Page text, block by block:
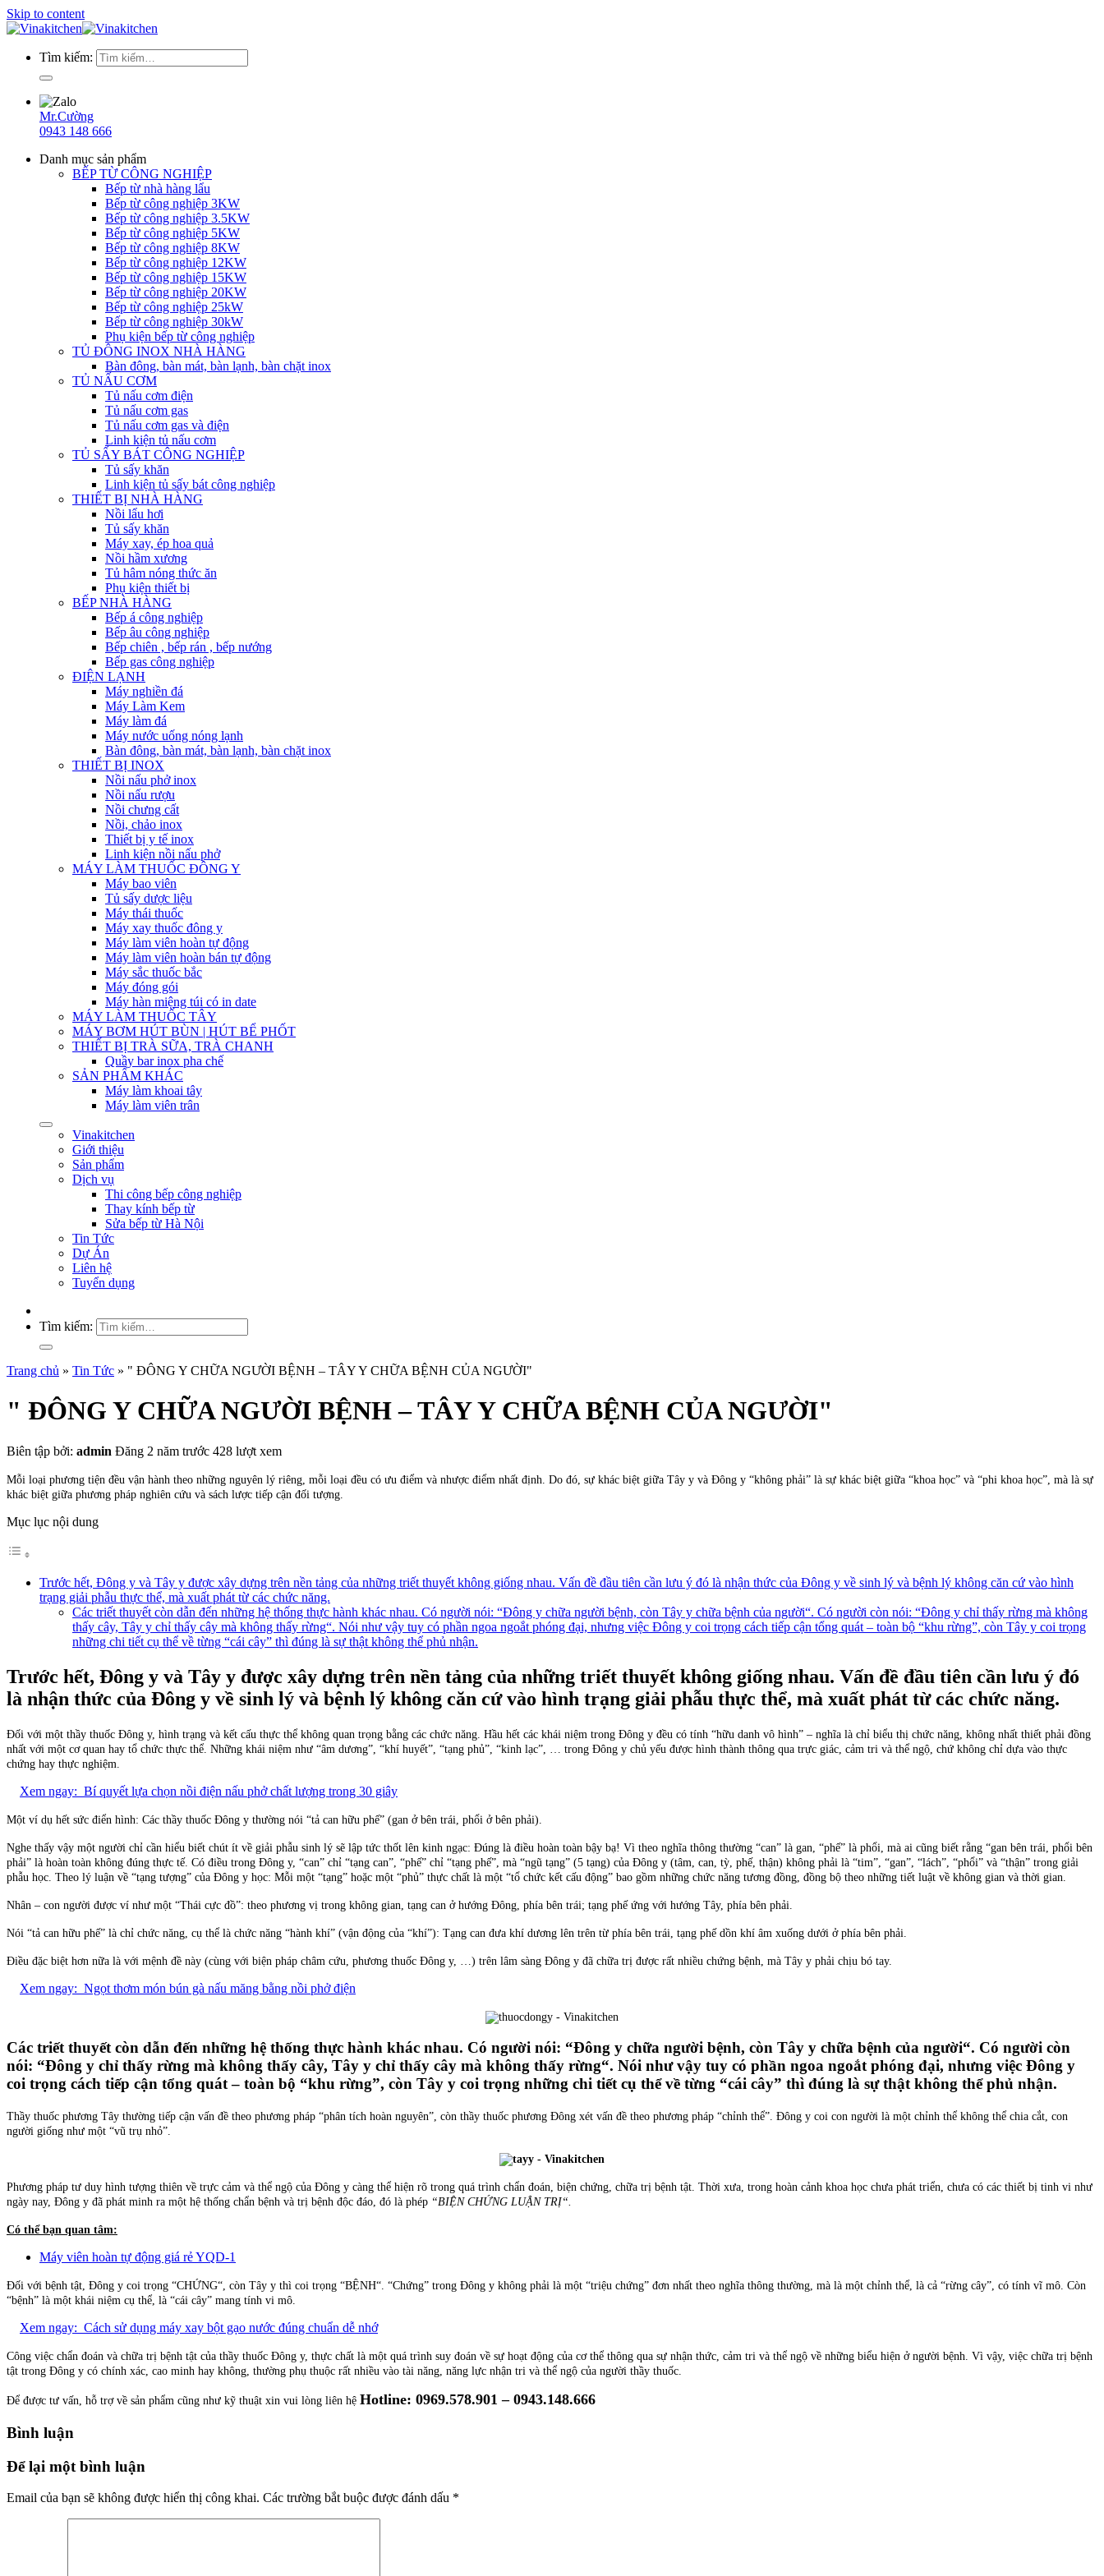
Skip to content
Tìm kiếm:
Mr.Cường
0943 148 666
Danh mục sản phẩm
BẾP TỪ CÔNG NGHIỆP
Bếp từ nhà hàng lẩu
Bếp từ công nghiệp 3KW
Bếp từ công nghiệp 3.5KW
Bếp từ công nghiệp 5KW
Bếp từ công nghiệp 8KW
Bếp từ công nghiệp 12KW
Bếp từ công nghiệp 15KW
Bếp từ công nghiệp 20KW
Bếp từ công nghiệp 25kW
Bếp từ công nghiệp 30kW
Phụ kiện bếp từ công nghiệp
TỦ ĐÔNG INOX NHÀ HÀNG
Bàn đông, bàn mát, bàn lạnh, bàn chặt inox
TỦ NẤU CƠM
Tủ nấu cơm điện
Tủ nấu cơm gas
Tủ nấu cơm gas và điện
Linh kiện tủ nấu cơm
TỦ SẤY BÁT CÔNG NGHIỆP
Tủ sấy khăn
Linh kiện tủ sấy bát công nghiệp
THIẾT BỊ NHÀ HÀNG
Nồi lẩu hơi
Tủ sấy khăn
Máy xay, ép hoa quả
Nồi hầm xương
Tủ hâm nóng thức ăn
Phụ kiện thiết bị
BẾP NHÀ HÀNG
Bếp á công nghiệp
Bếp âu công nghiệp
Bếp chiên , bếp rán , bếp nướng
Bếp gas công nghiệp
ĐIỆN LẠNH
Máy nghiền đá
Máy Làm Kem
Máy làm đá
Máy nước uống nóng lạnh
Bàn đông, bàn mát, bàn lạnh, bàn chặt inox
THIẾT BỊ INOX
Nồi nấu phở inox
Nồi nấu rượu
Nồi chưng cất
Nồi, chảo inox
Thiết bị y tế inox
Linh kiện nồi nấu phở
MÁY LÀM THUỐC ĐÔNG Y
Máy bao viên
Tủ sấy dược liệu
Máy thái thuốc
Máy xay thuốc đông y
Máy làm viên hoàn tự động
Máy làm viên hoàn bán tự động
Máy sắc thuốc bắc
Máy đóng gói
Máy hàn miệng túi có in date
MÁY LÀM THUỐC TÂY
MÁY BƠM HÚT BÙN | HÚT BỂ PHỐT
THIẾT BỊ TRÀ SỮA, TRÀ CHANH
Quầy bar inox pha chế
SẢN PHẨM KHÁC
Máy làm khoai tây
Máy làm viên trân
Vinakitchen
Giới thiệu
Sản phẩm
Dịch vụ
Thi công bếp công nghiệp
Thay kính bếp từ
Sửa bếp từ Hà Nội
Tin Tức
Dự Án
Liên hệ
Tuyển dụng
Tìm kiếm:
Trang chủ » Tin Tức » " ĐÔNG Y CHỮA NGƯỜI BỆNH – TÂY Y CHỮA BỆNH CỦA NGƯỜI"
" ĐÔNG Y CHỮA NGƯỜI BỆNH – TÂY Y CHỮA BỆNH CỦA NGƯỜI"
Biên tập bởi: admin Đăng 2 năm trước 428 lượt xem
Mỗi loại phương tiện đều vận hành theo những nguyên lý riêng, mỗi loại đều có ưu điểm và nhược điểm nhất định. Do đó, sự khác biệt giữa Tây y và Đông y “không phải” là sự khác biệt giữa “khoa học” và “phi khoa học”, mà là sự
khác biệt giữa phương pháp nghiên cứu và sách lược tiếp cận đối tượng.
Mục lục nội dung
Trước hết, Đông y và Tây y được xây dựng trên nền tảng của những triết thuyết không giống nhau. Vấn đề đầu tiên cần lưu ý đó là nhận thức của Đông y về sinh lý và bệnh lý không căn cứ vào hình
trạng giải phẫu thực thể, mà xuất phát từ các chức năng.
Các triết thuyết còn dẫn đến những hệ thống thực hành khác nhau. Có người nói: “Đông y chữa người bệnh, còn Tây y chữa bệnh của người“. Có người còn nói: “Đông y chỉ thấy rừng mà không
thấy cây, Tây y chỉ thấy cây mà không thấy rừng“. Nói như vậy tuy có phần ngoa ngoắt phóng đại, nhưng việc Đông y coi trọng cách tiếp cận tổng quát – toàn bộ “khu rừng”, còn Tây y coi trọng
những chi tiết cụ thể về từng “cái cây” thì đúng là sự thật không thể phủ nhận.
Trước hết, Đông y và Tây y được xây dựng trên nền tảng của những triết thuyết không giống nhau. Vấn đề đầu tiên cần lưu ý đó
là nhận thức của Đông y về sinh lý và bệnh lý không căn cứ vào hình trạng giải phẫu thực thể, mà xuất phát từ các chức năng.
Đối với một thầy thuốc Đông y, hình trạng và kết cấu thực thể không quan trọng bằng các chức năng. Hầu hết các khái niệm trong Đông y đều có tính “hữu danh vô hình” – nghĩa là chỉ biểu thị chức năng, không nhất thiết phải đồng
nhất với một cơ quan hay tổ chức thực thể. Những khái niệm như “âm dương”, “khí huyết”, “tạng phủ”, “kinh lạc”, … trong Đông y chủ yếu được hình thành thông qua trực giác, cảm tri và thể ngộ, chứ không chỉ dựa vào thực
chứng hay thực nghiệm.
Xem ngay: Bí quyết lựa chọn nồi điện nấu phở chất lượng trong 30 giây
Một ví dụ hết sức điển hình: Các thầy thuốc Đông y thường nói “tả can hữu phế” (gan ở bên trái, phổi ở bên phải).
Nghe thấy vậy một người chỉ cần hiểu biết chút ít về giải phẫu sinh lý sẽ lập tức thốt lên kinh ngạc: Đúng là điều hoàn toàn bậy bạ! Vì theo nghĩa thông thường “can” là gan, “phế” là phổi, mà ai cũng biết rằng “gan bên trái, phổi bên
phải” là hoàn toàn không đúng thực tế. Có điều trong Đông y, “can” chỉ “tạng can”, “phế” chỉ “tạng phế”, mà “ngũ tạng” (5 tạng) của Đông y (tâm, can, tỳ, phế, thận) không phải là “tim”, “gan”, “lách”, “phổi” và “thận” trong giải
phẫu học. Theo lý luận về “tạng tượng” của Đông y học: Mỗi một “tạng” hoặc một “phủ” thực chất là một “tổ chức kết cấu động” bao gồm những chức năng tương đồng, đồng bộ theo những tiết luật về không gian và thời gian.
Nhân – con người được ví như một “Thái cực đồ”: theo phương vị trong không gian, tạng can ở hướng Đông, phía bên trái; tạng phế ứng với hướng Tây, phía bên phải.
Nói “tả can hữu phế” là chỉ chức năng, cụ thể là chức năng “hành khí” (vận động của “khí”): Tạng can đưa khí dương lên trên từ phía bên trái, tạng phế dồn khí âm xuống dưới ở phía bên phải.
Điều đặc biệt hơn nữa là với mệnh đề này (cùng với biện pháp châm cứu, phương thuốc Đông y, …) trên lâm sàng Đông y đã chữa trị được rất nhiều chứng bệnh, mà Tây y phải chịu bó tay.
Xem ngay: Ngọt thơm món bún gà nấu măng bằng nồi phở điện
Các triết thuyết còn dẫn đến những hệ thống thực hành khác nhau. Có người nói: “Đông y chữa người bệnh, còn Tây y chữa bệnh của người“. Có người còn
nói: “Đông y chỉ thấy rừng mà không thấy cây, Tây y chỉ thấy cây mà không thấy rừng“. Nói như vậy tuy có phần ngoa ngoắt phóng đại, nhưng việc Đông y
coi trọng cách tiếp cận tổng quát – toàn bộ “khu rừng”, còn Tây y coi trọng những chi tiết cụ thể về từng “cái cây” thì đúng là sự thật không thể phủ nhận.
Thầy thuốc phương Tây thường tiếp cận vấn đề theo phương pháp “phân tích hoàn nguyên”, còn thầy thuốc phương Đông xét vấn đề theo phương pháp “chỉnh thể”. Đông y coi con người là một chỉnh thể không thể chia cắt, con
người giống như một “vũ trụ nhỏ”.
Phương pháp tư duy hình tượng thiên về trực cảm và thể ngộ của Đông y càng thể hiện rõ trong quá trình chẩn đoán, biện chứng, chữa trị bệnh tật. Thời xưa, trong hoàn cảnh khoa học chưa phát triển, chưa có các thiết bị tinh vi như
ngày nay, Đông y đã phát minh ra một hệ thống chẩn bệnh và trị bệnh độc đáo, đó là phép “BIỆN CHỨNG LUẬN TRỊ“.
Có thể bạn quan tâm:
Máy viên hoàn tự động giá rẻ YQD-1
Đối với bệnh tật, Đông y coi trọng “CHỨNG“, còn Tây y thì coi trọng “BỆNH“. “Chứng” trong Đông y không phải là một “triệu chứng” đơn nhất theo nghĩa thông thường, mà là một chỉnh thể, là cả “rừng cây”, có tính vĩ mô. Còn
“bệnh” là một khái niệm cụ thể, là “cái cây” mang tính vi mô.
Xem ngay: Cách sử dụng máy xay bột gạo nước đúng chuẩn dễ nhớ
Công việc chẩn đoán và chữa trị bệnh tật của thầy thuốc Đông y, thực chất là một quá trình suy đoán về sự hoạt động của cơ thể thông qua sự nhận thức, cảm tri và thể ngộ về những biểu hiện ở người bệnh. Vì vậy, việc chữa trị bệnh
tật trong Đông y có chính xác, cao minh hay không, thường phụ thuộc rất nhiều vào tài năng, năng lực nhận tri và thể ngộ của người thầy thuốc.
Để được tư vấn, hỗ trợ về sản phẩm cũng như kỹ thuật xin vui lòng liên hệ Hotline: 0969.578.901 – 0943.148.666
Bình luận
Để lại một bình luận
Email của bạn sẽ không được hiển thị công khai. Các trường bắt buộc được đánh dấu *